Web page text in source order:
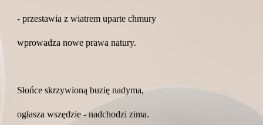
- przestawia z wiatrem uparte chmury
wprowadza nowe prawa natury.
Słońce skrzywioną buzię nadyma,
ogłasza wszędzie - nadchodzi zima.